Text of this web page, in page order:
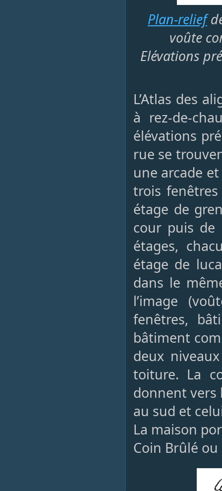
Plan-relief
voûte
Elévations
L’Atlas des
à rez-de-
élévations
rue se
une arcade
trois
étage de
cour puis de
étages,
étage de
dans le
l’image
fenêtres,
bâtiment
deux
toiture. La
donnent vers
au sud et
La maison
Coin Brûlé ou